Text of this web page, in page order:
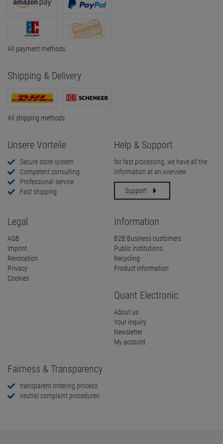
All payment methods
Shipping & Delivery
All shipping methods
Unsere Vorteile
Secure store system
Competent consulting
Professional service
Fast shipping
Help & Support
for fast processing, we have all the
information at an overview
Support
Legal
AGB
Imprint
Revocation
Privacy
Cookies
Information
B2B Business customers
Public institutions
Recycling
Product information
Quant Electronic
About us
Your inquiry
Newsletter
My account
Fairness & Transparency
transparent ordering process
neutral complaint proceduren